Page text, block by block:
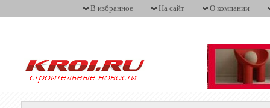
В избранное На сайт О компании